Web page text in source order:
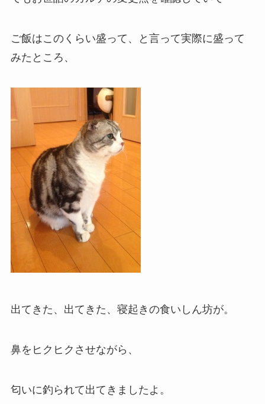
ご飯はこのくらい盛って、と言って実際に盛って
みたところ、
出てきた、出てきた、寝起きの食いしん坊が。
鼻をヒクヒクさせながら、
匂いに釣られて出てきましたよ。